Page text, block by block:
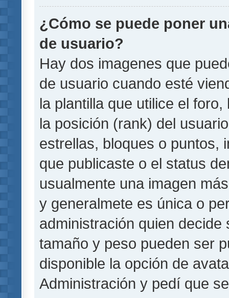
¿Cómo se puede poner
de usuario?
Hay dos imagenes que
de usuario cuando esté
la plantilla que utilice el
la posición (rank) del
estrellas, bloques o puntos,
que publicaste o el status
usualmente una imagen
y generalmete es única o
administración quien
tamaño y peso pueden ser
disponible la opción de
Administración y pedí que